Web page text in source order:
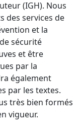
(IGH). Nous
des services de
et la
sécurité
et être
par la
également
par les textes.
très bien formés
vigueur.